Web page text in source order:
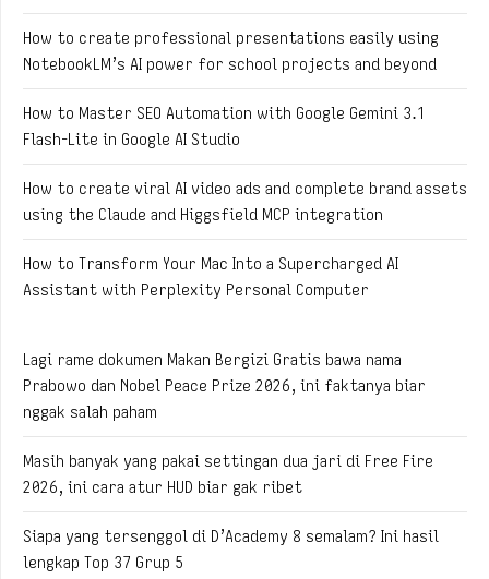
How to create professional presentations easily using
NotebookLM’s AI power for school projects and beyond
How to Master SEO Automation with Google Gemini 3.1
Flash-Lite in Google AI Studio
How to create viral AI video ads and complete brand assets
using the Claude and Higgsfield MCP integration
How to Transform Your Mac Into a Supercharged AI
Assistant with Perplexity Personal Computer
Lagi rame dokumen Makan Bergizi Gratis bawa nama
Prabowo dan Nobel Peace Prize 2026, ini faktanya biar
nggak salah paham
Masih banyak yang pakai settingan dua jari di Free Fire
2026, ini cara atur HUD biar gak ribet
Siapa yang tersenggol di D’Academy 8 semalam? Ini hasil
lengkap Top 37 Grup 5